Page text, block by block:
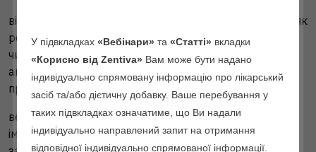
відома спадкова або набута схильність до ВТЕ, така як
резистентність до активованого протеїну С (у тому
числі мутація фактора V Лейдена), дефіцит
антитромбіну-III, дефіцит протеїну С, дефіцит
протеїну S;
великі оперативні втручання із тривалою
іммобілізацією (див. розділ «Особливості
У підвкладках «Вебінари» та «Статті» вкладки
«Корисно від Zentiva» Вам може бути надано
індивідуально спрямовану інформацію про лікарський
засіб та/або дієтичну добавку. Ваше перебування у
таких підвкладках означатиме, що Ви надали
індивідуально направлений запит на отримання
відповідної індивідуально спрямованої інформації.